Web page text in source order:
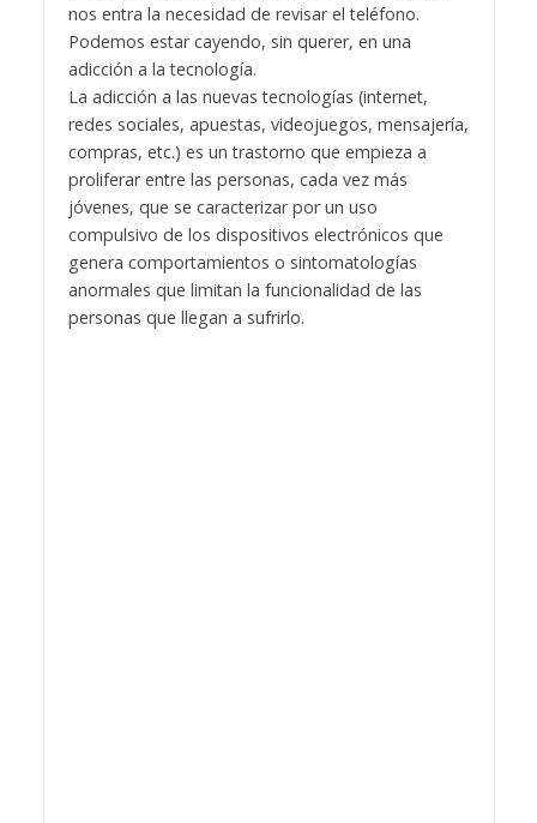
nos entra la necesidad de revisar el teléfono.
Podemos estar cayendo, sin querer, en una
adicción a la tecnología.
La adicción a las nuevas tecnologías (internet,
redes sociales, apuestas, videojuegos, mensajería,
compras, etc.) es un trastorno que empieza a
proliferar entre las personas, cada vez más
jóvenes, que se caracterizar por un uso
compulsivo de los dispositivos electrónicos que
genera comportamientos o sintomatologías
anormales que limitan la funcionalidad de las
personas que llegan a sufrirlo.